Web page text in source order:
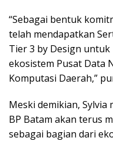
“Sebagai bentuk
telah mendapatkan
Tier 3 by Design
ekosistem Pusat Data
Komputasi Daerah,”
Meski demikian,
BP Batam akan terus
sebagai bagian dari